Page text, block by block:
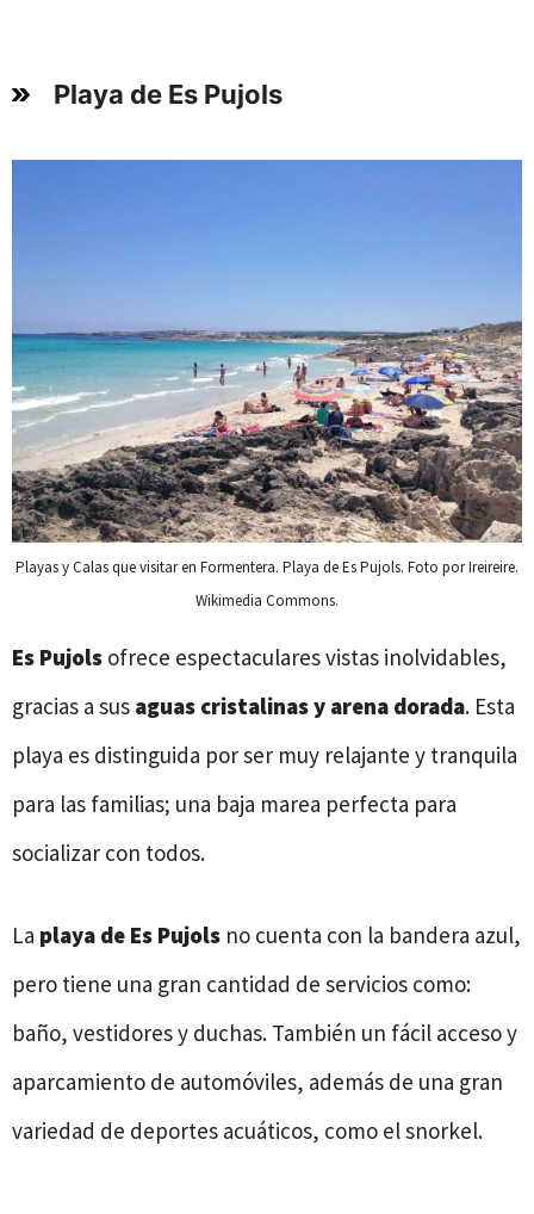
Playa de Es Pujols
Playas y Calas que visitar en Formentera. Playa de Es Pujols. Foto por Ireireire.
Wikimedia Commons.
Es Pujols ofrece espectaculares vistas inolvidables,
gracias a sus aguas cristalinas y arena dorada. Esta
playa es distinguida por ser muy relajante y tranquila
para las familias; una baja marea perfecta para
socializar con todos.
La playa de Es Pujols no cuenta con la bandera azul,
pero tiene una gran cantidad de servicios como:
baño, vestidores y duchas. También un fácil acceso y
aparcamiento de automóviles, además de una gran
variedad de deportes acuáticos, como el snorkel.